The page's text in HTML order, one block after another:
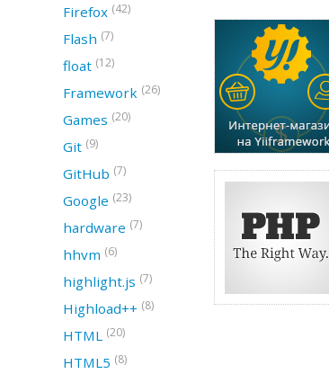
Firefox (42)
Flash (7)
float (12)
Framework (26)
Games (20)
Git (9)
GitHub (7)
Google (23)
hardware (7)
hhvm (6)
highlight.js (7)
Highload++ (8)
HTML (20)
HTML5 (8)